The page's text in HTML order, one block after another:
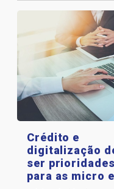
Crédito e
digitalização
ser
para as micro